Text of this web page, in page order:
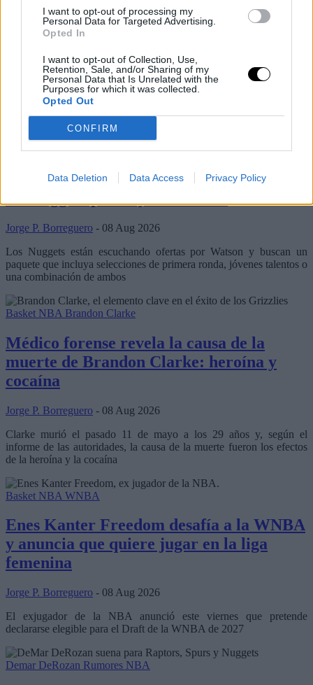
I want to opt-out of processing my
Personal Data for Targeted Advertising.
Opted In
I want to opt-out of Collection, Use,
Retention, Sale, and/or Sharing of my
Personal Data that Is Unrelated with the
Purposes for which it was collected.
Opted Out
CONFIRM
Data Deletion Data Access Privacy Policy
Últimos artículos
Basket NBAmilwaukee bucks
Los Bucks dudan en pagar este precio a
Jorge P. Borreguero - 08 Aug 2026
Los Nuggets están escuchando ofertas por Watson y buscan un
paquete que incluya selecciones de primera ronda, jóvenes talentos o
una combinación de ambos
Basket NBA Brandon Clarke
Médico forense revela la causa de la
muerte de Brandon Clarke: heroína y
cocaína
Jorge P. Borreguero - 08 Aug 2026
Clarke murió el pasado 11 de mayo a los 29 años y, según el
informe de las autoridades, la causa de la muerte fueron los efectos
de la heroína y la cocaína
Basket NBA WNBA
Enes Kanter Freedom desafía a la WNBA
y anuncia que quiere jugar en la liga
femenina
Jorge P. Borreguero - 08 Aug 2026
El exjugador de la NBA anunció este viernes que pretende
declararse elegible para el Draft de la WNBA de 2027
Demar DeRozan Rumores NBA